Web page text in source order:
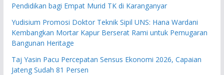
Pendidikan bagi Empat Murid TK di Karanganyar
Yudisium Promosi Doktor Teknik Sipil UNS: Hana Wardani
Kembangkan Mortar Kapur Berserat Rami untuk Pemugaran
Bangunan Heritage
Taj Yasin Pacu Percepatan Sensus Ekonomi 2026, Capaian
Jateng Sudah 81 Persen